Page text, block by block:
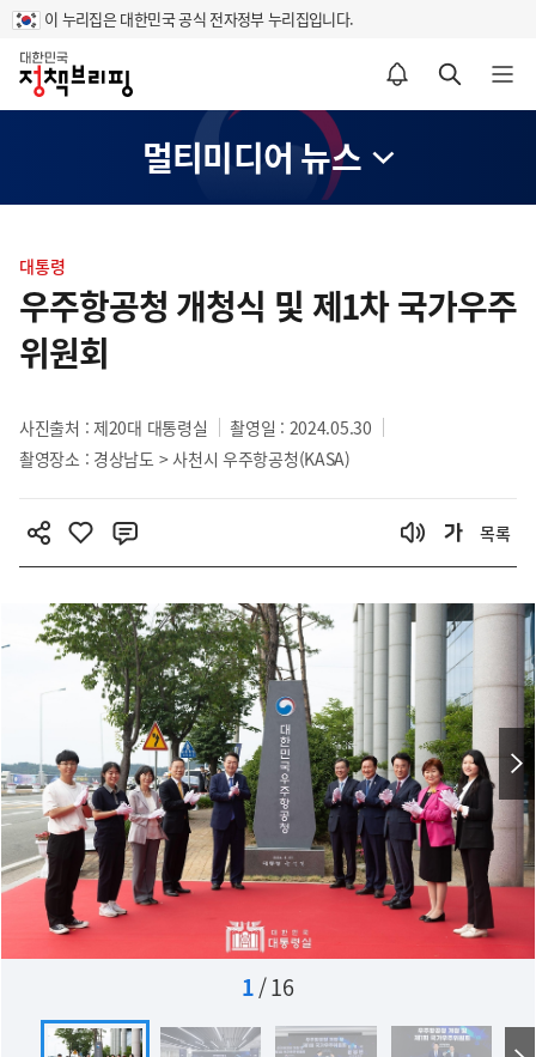
이 누리집은 대한민국 공식 전자정부 누리집입니다.
홈
알림설정 바로가기 검색 바로가기 메뉴 열기
멀티미디어 뉴스
텐
츠
영
역
대통령
우주항공청 개청식 및 제1차 국가우주
위원회
사진출처 : 제20대 대통령실
촬영일 : 2024.05.30
촬영장소 : 경상남도 > 사천시 우주항공청(KASA)
목록
1/16